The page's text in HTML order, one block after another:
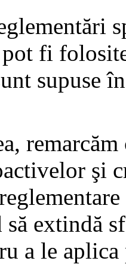
fi
supuse
şi
extindă
a le